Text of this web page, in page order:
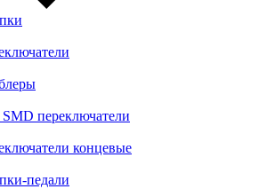
SMD переключатели
концевые
педали